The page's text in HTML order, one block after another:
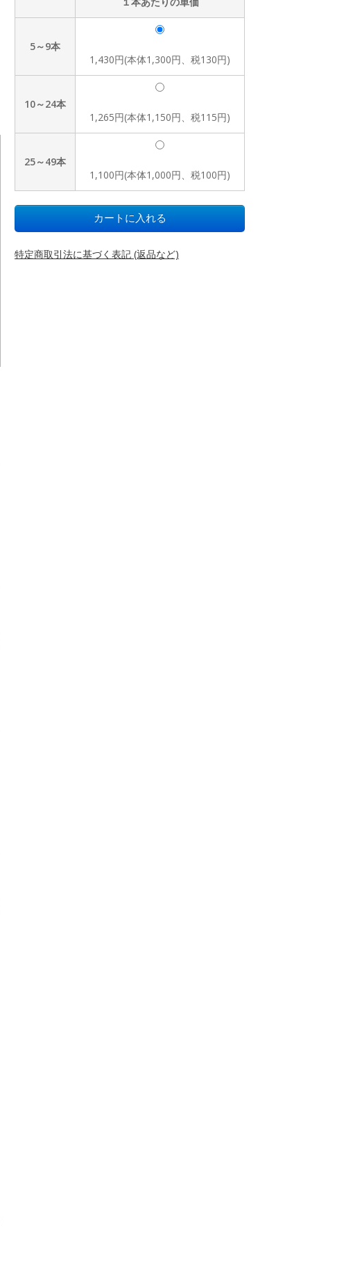
5～9本
1,430円(本体1,300円、税130円)
10～24本
1,265円(本体1,150円、税115円)
25～49本
1,100円(本体1,000円、税100円)
特定商取引法に基づく表記 (返品など)